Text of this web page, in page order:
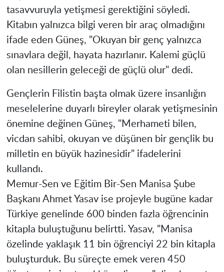
tasavvuruyla yetişmesi gerektiğini söyledi.
Kitabın yalnızca bilgi veren bir araç olmadığını
ifade eden Güneş, "Okuyan bir genç yalnızca
sınavlara değil, hayata hazırlanır. Kalemi güçlü
olan nesillerin geleceği de güçlü olur" dedi.
Gençlerin Filistin başta olmak üzere insanlığın
meselelerine duyarlı bireyler olarak yetişmesinin
önemine değinen Güneş, "Merhameti bilen,
vicdan sahibi, okuyan ve düşünen bir gençlik bu
milletin en büyük hazinesidir" ifadelerini
kullandı.
Memur-Sen ve Eğitim Bir-Sen Manisa Şube
Başkanı Ahmet Yasav ise projeyle bugüne kadar
Türkiye genelinde 600 binden fazla öğrencinin
kitapla buluştuğunu belirtti. Yasav, "Manisa
özelinde yaklaşık 11 bin öğrenciyi 22 bin kitapla
buluşturduk. Bu süreçte emek veren 450